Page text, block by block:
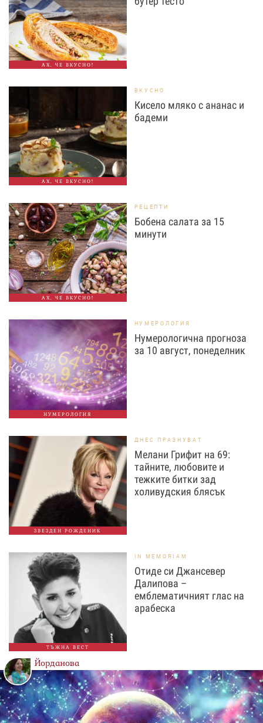
АХ, ЧЕ ВКУСНО!
АХ, ЧЕ ВКУСНО!
ВКУСНО
Кисело мляко с ананас и
бадеми
АХ, ЧЕ ВКУСНО!
РЕЦЕПТИ
Бобена салата за 15
минути
НУМЕРОЛОГИЯ
НУМЕРОЛОГИЯ
Нумерологична прогноза
за 10 август, понеделник
ЗВЕЗДЕН РОЖДЕНИК
ДНЕС ПРАЗНУВАТ
Мелани Грифит на 69:
тайните, любовите и
тежките битки зад
холивудския блясък
ТЪЖНА ВЕСТ
IN MEMORIAM
Отиде си Джансевер
Далипова –
емблематичният глас на
арабеска
Йорданова